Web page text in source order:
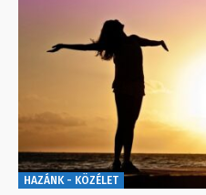
HAZÁNK - KÖZÉLET